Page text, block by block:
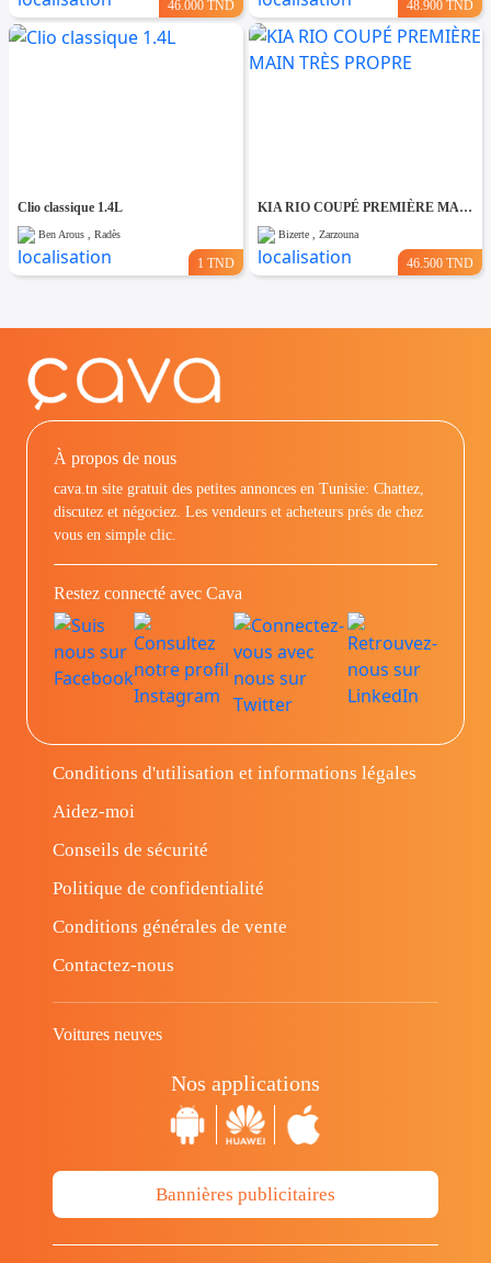
46.000 TND 48.900 TND
Clio classique 1.4L
Ben Arous , Radès
1 TND
KIA RIO COUPÉ PREMIÈRE MAIN TRÈS PROPRE
Bizerte , Zarzouna
46.500 TND
À propos de nous
cava.tn site gratuit des petites annonces en Tunisie: Chattez,
discutez et négociez. Les vendeurs et acheteurs prés de chez
vous en simple clic.
Restez connecté avec Cava
Conditions d'utilisation et informations légales
Aidez-moi
Conseils de sécurité
Politique de confidentialité
Conditions générales de vente
Contactez-nous
Voitures neuves
Nos applications
Bannières publicitaires